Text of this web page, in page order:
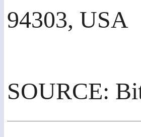
94303, USA
SOURCE: